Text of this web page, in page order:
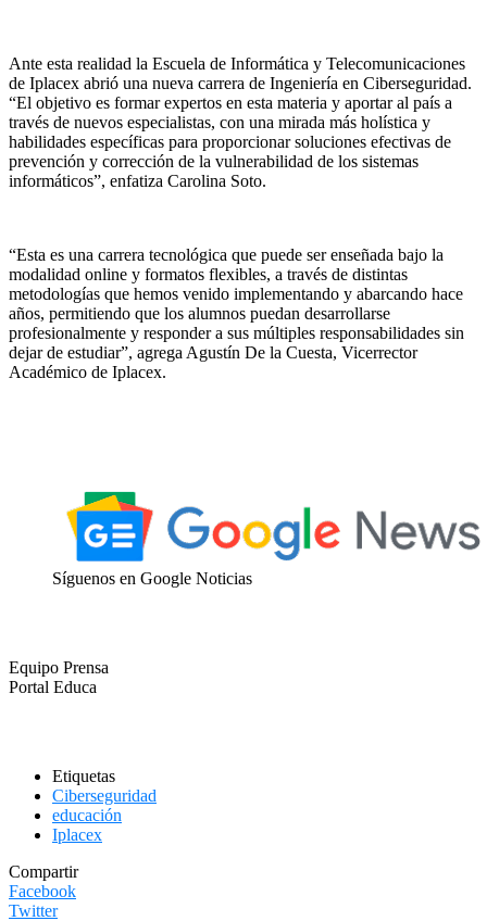
Ante esta realidad la Escuela de Informática y Telecomunicaciones
de Iplacex abrió una nueva carrera de Ingeniería en Ciberseguridad.
“El objetivo es formar expertos en esta materia y aportar al país a
través de nuevos especialistas, con una mirada más holística y
habilidades específicas para proporcionar soluciones efectivas de
prevención y corrección de la vulnerabilidad de los sistemas
informáticos”, enfatiza Carolina Soto.
“Esta es una carrera tecnológica que puede ser enseñada bajo la
modalidad online y formatos flexibles, a través de distintas
metodologías que hemos venido implementando y abarcando hace
años, permitiendo que los alumnos puedan desarrollarse
profesionalmente y responder a sus múltiples responsabilidades sin
dejar de estudiar”, agrega Agustín De la Cuesta, Vicerrector
Académico de Iplacex.
Síguenos en Google Noticias
Equipo Prensa
Portal Educa
Etiquetas
Ciberseguridad
educación
Iplacex
Compartir
Facebook
Twitter